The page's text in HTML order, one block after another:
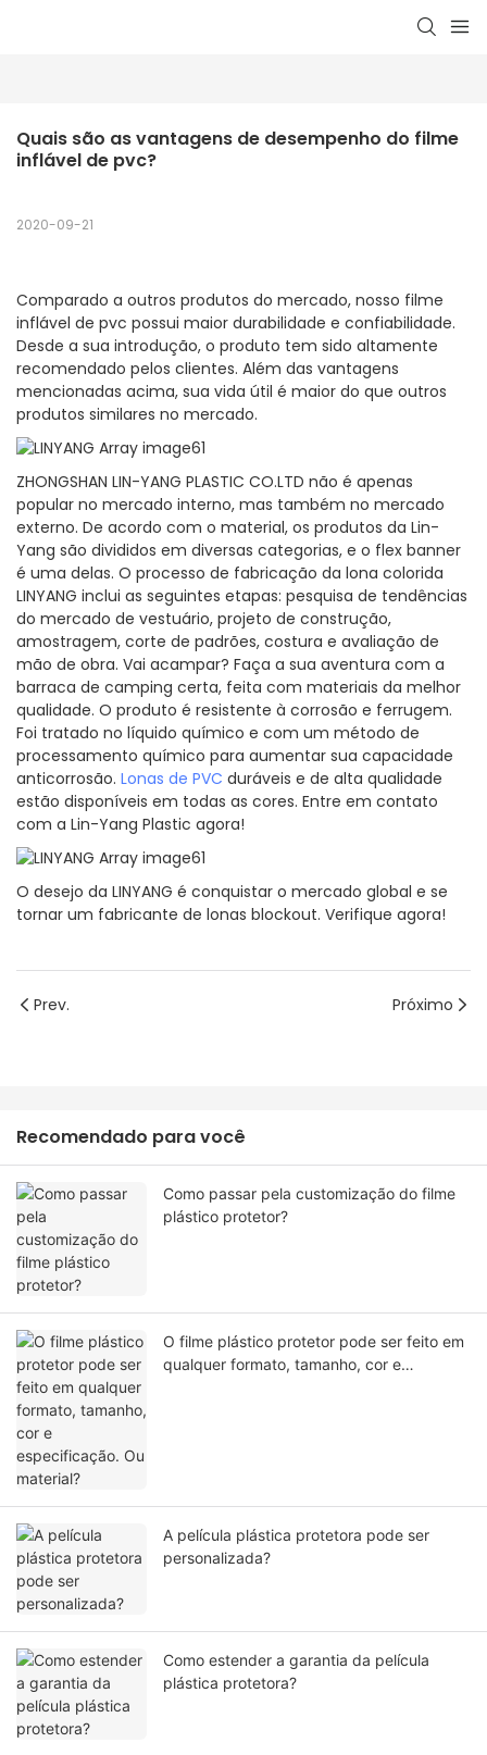
Quais são as vantagens de desempenho do filme
inflável de pvc?
2020-09-21
Comparado a outros produtos do mercado, nosso filme
inflável de pvc possui maior durabilidade e confiabilidade.
Desde a sua introdução, o produto tem sido altamente
recomendado pelos clientes. Além das vantagens
mencionadas acima, sua vida útil é maior do que outros
produtos similares no mercado.
ZHONGSHAN LIN-YANG PLASTIC CO.LTD não é apenas
popular no mercado interno, mas também no mercado
externo. De acordo com o material, os produtos da Lin-
Yang são divididos em diversas categorias, e o flex banner
é uma delas. O processo de fabricação da lona colorida
LINYANG inclui as seguintes etapas: pesquisa de tendências
do mercado de vestuário, projeto de construção,
amostragem, corte de padrões, costura e avaliação de
mão de obra. Vai acampar? Faça a sua aventura com a
barraca de camping certa, feita com materiais da melhor
qualidade. O produto é resistente à corrosão e ferrugem.
Foi tratado no líquido químico e com um método de
processamento químico para aumentar sua capacidade
anticorrosão. Lonas de PVC duráveis ​​e de alta qualidade
estão disponíveis em todas as cores. Entre em contato
com a Lin-Yang Plastic agora!
O desejo da LINYANG é conquistar o mercado global e se
tornar um fabricante de lonas blockout. Verifique agora!
Prev. Próximo
Recomendado para você
Como passar pela customização do filme
plástico protetor?
O filme plástico protetor pode ser feito em
qualquer formato, tamanho, cor e
A película plástica protetora pode ser
personalizada?
Como estender a garantia da película
plástica protetora?